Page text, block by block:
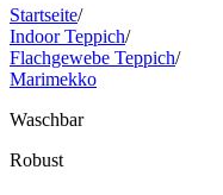
Startseite/
Indoor Teppich/
Flachgewebe Teppich/
Marimekko
Waschbar
Robust